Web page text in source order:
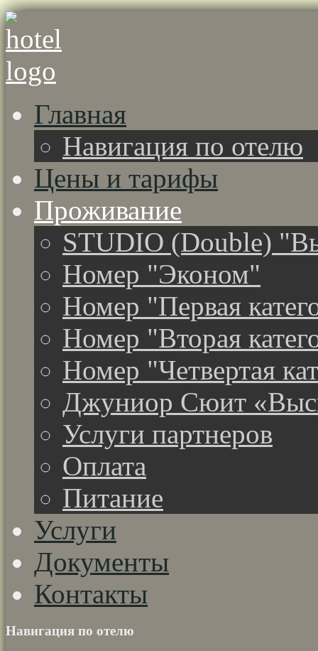
Главная
Навигация по отелю
Цены и тарифы
Проживание
STUDIO (Double)
Номер "Эконом"
Номер "Первая
Номер "Вторая
Номер "Четвертая
Джуниор Сюит
Услуги партнеров
Оплата
Питание
Услуги
Документы
Контакты
Навигация по отелю